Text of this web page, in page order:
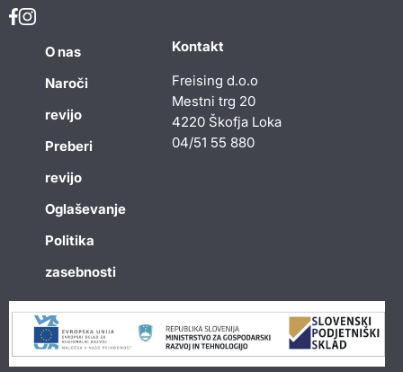
O nas
Naroči
revijo
Preberi
revijo
Oglaševanje
Politika
zasebnosti
Kontakt
Freising d.o.o
Mestni trg 20
4220 Škofja Loka
04/51 55 880